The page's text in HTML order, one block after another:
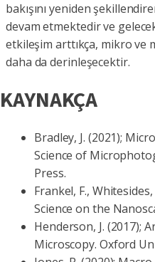
bakışını yeniden
devam etmektedir ve
etkileşim arttıkça, mikro ve
daha da derinleşecektir.
KAYNAKÇA
Bradley, J. (2021);
Science of
Press.
Frankel, F.,
Science on the
Henderson, J. (2017);
Microscopy. Oxford